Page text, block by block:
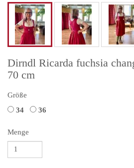
Dirndl Ricarda fuchsia
70 cm
Größe
34
36
Menge